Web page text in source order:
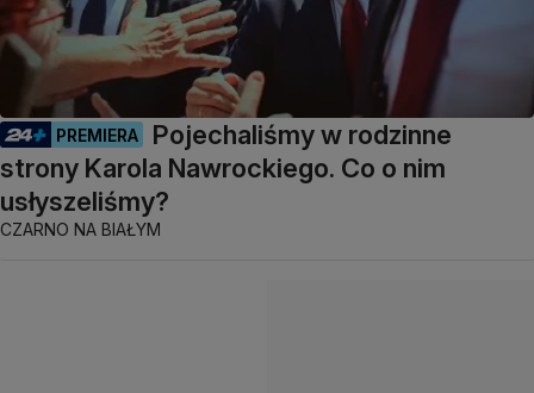
PREMIERA
Pojechaliśmy w rodzinne
strony Karola Nawrockiego. Co o nim
usłyszeliśmy?
CZARNO NA BIAŁYM